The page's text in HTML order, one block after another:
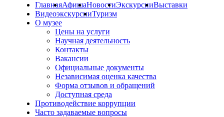
ГлавнаяАфишаНовостиЭкскурсииВыставки
ВидеоэкскурсииТуризм
О музее
Цены на услуги
Научная деятельность
Контакты
Вакансии
Официальные документы
Независимая оценка качества
Форма отзывов и обращений
Доступная среда
Противодействие коррупции
Часто задаваемые вопросы